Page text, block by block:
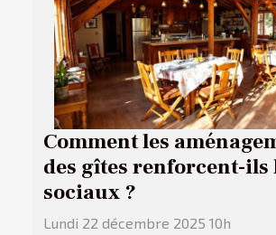
Comment les
des gîtes renforcent-ils
sociaux ?
Lundi 22 décembre 2025 10h